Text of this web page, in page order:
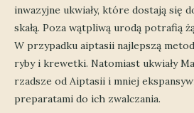
inwazyjne ukwiały, które dostają się
skałą. Poza wątpliwą urodą potrafią
W przypadku aiptasii najlepszą
ryby i krewetki. Natomiast ukwiały
rzadsze od Aiptasii i mniej
preparatami do ich zwalczania.